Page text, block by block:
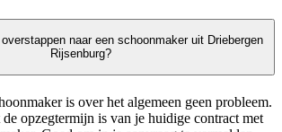
naar een schoonmaker uit Driebergen
Rijsenburg?
is over het algemeen geen probleem.
opzegtermijn is van je huidige contract met